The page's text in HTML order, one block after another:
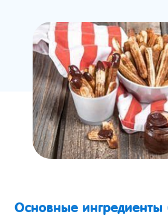
Основные